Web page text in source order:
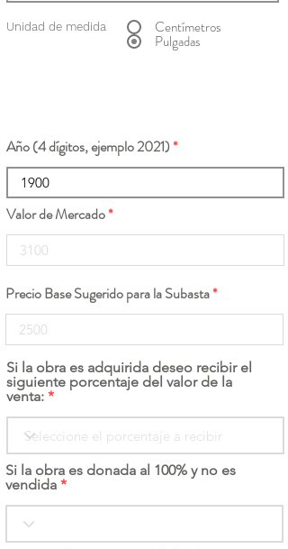
Unidad de medida Centímetros
Pulgadas
Año (4 dígitos, ejemplo 2021)
Valor de Mercado
Precio Base Sugerido para la Subasta
Si la obra es adquirida deseo recibir el
siguiente porcentaje del valor de la
venta:
Si la obra es donada al 100% y no es
vendida